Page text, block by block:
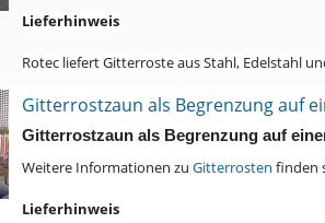
Lieferhinweis
Rotec liefert Gitterroste aus Stahl, Edelstahl
Gitterrostzaun als Begrenzung auf
Gitterrostzaun als Begrenzung auf
Weitere Informationen zu Gitterrosten finden
Lieferhinweis